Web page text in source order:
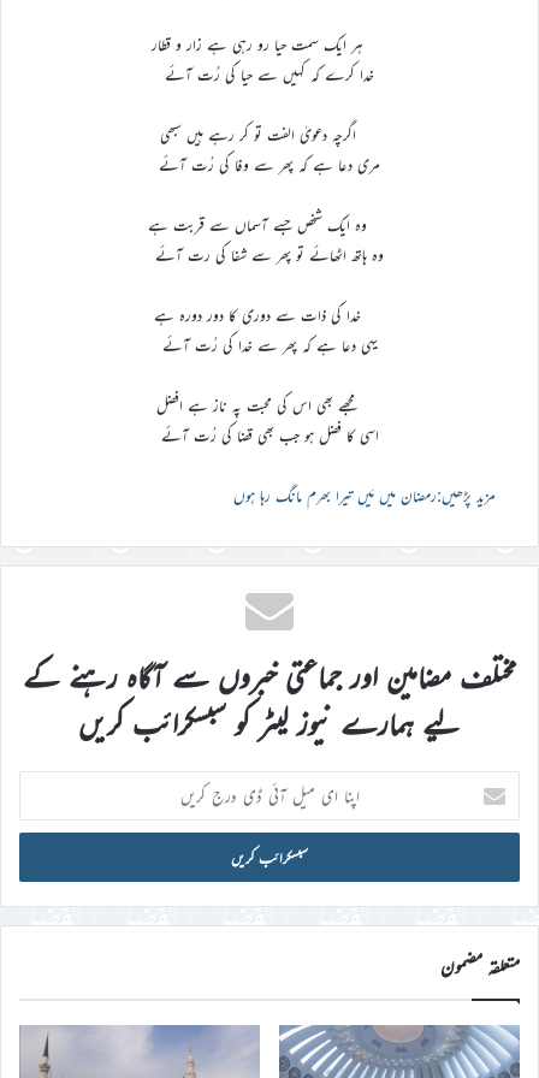
ہر ایک سمت حیا رو رہی ہے زار و قطار
خدا کرے کہ کہیں سے حیا کی رُت آئے
اگرچہ دعویٰ الفت تو کر رہے ہیں سبھی
مری دعا ہے کہ پھر سے وفا کی رُت آئے
وہ ایک شخص جسے آسماں سے قربت ہے
وہ ہاتھ اٹھائے تو پھر سے شفا کی رت آئے
خدا کی ذات سے دوری کا دور دورہ ہے
یہی دعا ہے کہ پھر سے خدا کی رُت آئے
مجھے بھی اس کی محبت پہ ناز ہے افضل
اسی کا فضل ہو جب بھی قضا کی رُت آئے
مزید پڑھیں:رمضان میں مَیں تیرا بھرم مانگ رہا ہوں
مختلف مضامین اور جماعتی خبروں سے آگاہ رہنے کے
لیے ہمارے نیوز لیٹر کو سبسکرائب کریں
اپنا
ای
میل
ڈی
درج
کریں
متعلقہ مضمون